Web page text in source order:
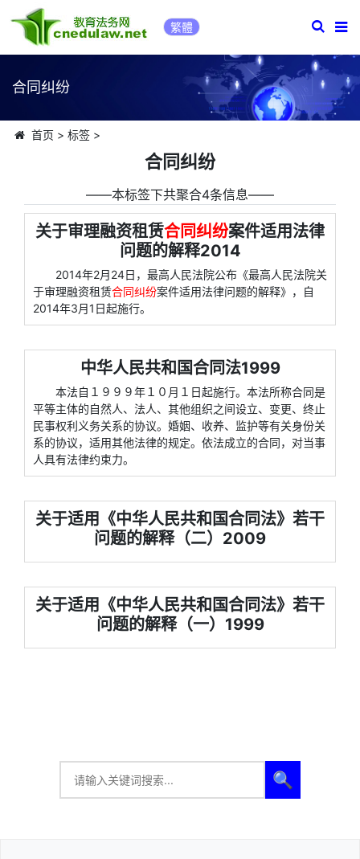
繁體
合同纠纷
首页 > 标签>
合同纠纷
――本标签下共聚合4条信息――
关于审理融资租赁合同纠纷案件适用法律
问题的解释2014
2014年2月24日，最高人民法院公布《最高人民法院关
于审理融资租赁合同纠纷案件适用法律问题的解释》，自
2014年3月1日起施行。
中华人民共和国合同法1999
本法自１９９９年１０月１日起施行。本法所称合同是
平等主体的自然人、法人、其他组织之间设立、变更、终止
民事权利义务关系的协议。婚姻、收养、监护等有关身份关
系的协议，适用其他法律的规定。依法成立的合同，对当事
人具有法律约束力。
关于适用《中华人民共和国合同法》若干
问题的解释（二）2009
关于适用《中华人民共和国合同法》若干
问题的解释（一）1999
🔍